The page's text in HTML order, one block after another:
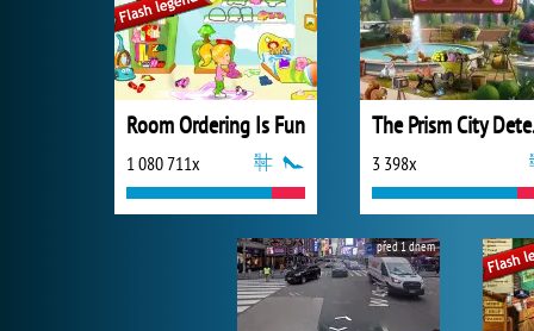
Room Ordering Is Fun
1 080 711x 3 398x
před 1 dnem